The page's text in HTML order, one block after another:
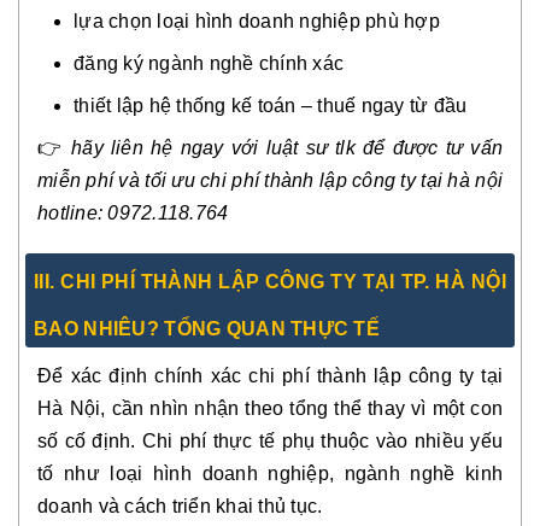
lựa chọn loại hình doanh nghiệp phù hợp
đăng ký ngành nghề chính xác
thiết lập hệ thống kế toán – thuế ngay từ đầu
👉hãy liên hệ ngay với luật sư tlk để được tư vấn
miễn phí và tối ưu chi phí thành lập công ty tại hà nội
hotline: 0972.118.764
I. CHI PHÍ THÀNH LẬP CÔNG TY TẠI TP. HÀ NỘI
BAO NHIÊU? TỔNG QUAN THỰC TẾ
Để xác định chính xác chi phí thành lập công ty tại
Hà Nội, cần nhìn nhận theo tổng thể thay vì một con
số cố định. Chi phí thực tế phụ thuộc vào nhiều yếu
tố như loại hình doanh nghiệp, ngành nghề kinh
doanh và cách triển khai thủ tục.